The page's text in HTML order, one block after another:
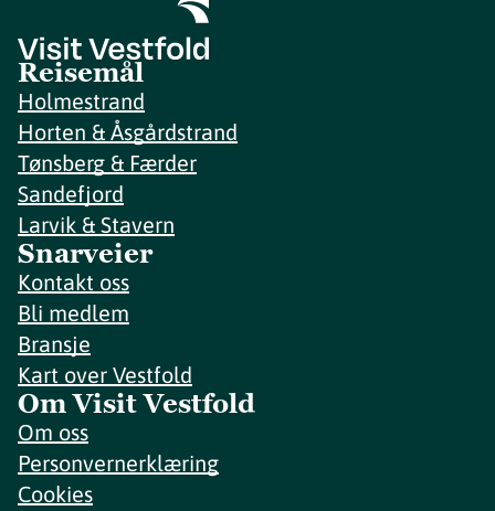
Reisemål
Holmestrand
Horten & Åsgårdstrand
Tønsberg & Færder
Sandefjord
Larvik & Stavern
Snarveier
Kontakt oss
Bli medlem
Bransje
Kart over Vestfold
Om Visit Vestfold
Om oss
Personvernerklæring
Cookies